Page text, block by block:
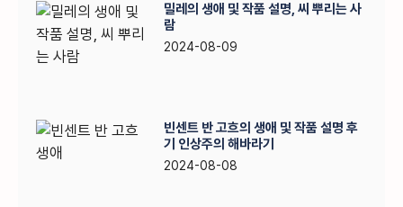
밀레의 생애 및 작품 설명, 씨 뿌리는 사
람
2024-08-09
빈센트 반 고흐의 생애 및 작품 설명 후
기 인상주의 해바라기
2024-08-08